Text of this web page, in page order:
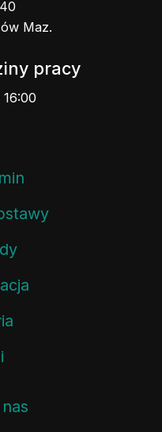
Maz.
pracy